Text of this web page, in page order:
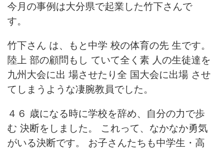
今月の事例は大分県で起業した竹下さんで
す。
竹下さん は、もと中学 校の体育の先 生です。
陸上 部の顧問もし ていて全く素 人の生徒達を
九州大会に出 場させたり全 国大会に出場 させ
てしまうような凄腕教員でした。
４６ 歳になる時に学校を辞め、自分の力で歩
む 決断をしました。 これって、なかなか勇気
がいる決断です。 お子さんたちも中学生・高